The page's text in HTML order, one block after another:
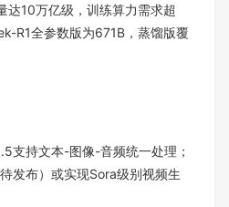
达10万亿级，训练算力需求超
R1全参数版为671B，蒸馏版覆
支持文本-图像-音频统一处理；
发布）或实现Sora级别视频生